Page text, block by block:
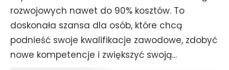
rozwojowych nawet do 90% kosztów. To
doskonała szansa dla osób, które chcą
podnieść swoje kwalifikacje zawodowe, zdobyć
nowe kompetencje i zwiększyć swoją…